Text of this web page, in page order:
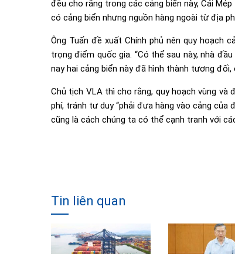
đều cho rằng trong các cảng biển này, Cái
có cảng biển nhưng nguồn hàng ngoài từ địa
Ông Tuấn đề xuất Chính phủ nên quy hoạch
trọng điểm quốc gia. “Có thể sau này, nhà
nay hai cảng biển này đã hình thành tương
Chủ tịch VLA thì cho rằng, quy hoạch vùng và
phí, tránh tư duy “phải đưa hàng vào cảng
cũng là cách chúng ta có thể cạnh tranh với
Tin liên quan